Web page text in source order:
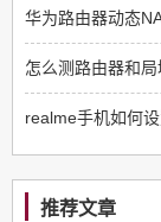
华为路由器动态
怎么测路由器和
realme手机如何
推荐文章